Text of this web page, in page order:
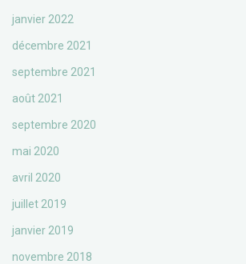
janvier 2022
décembre 2021
septembre 2021
août 2021
septembre 2020
mai 2020
avril 2020
juillet 2019
janvier 2019
novembre 2018